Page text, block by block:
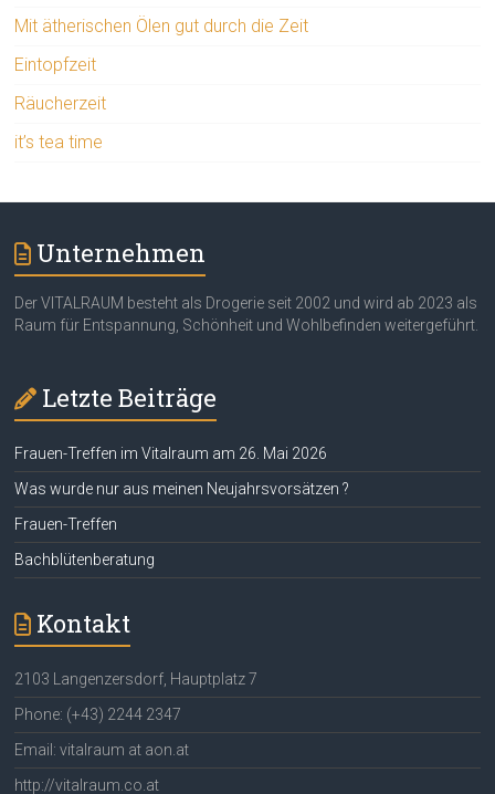
Mit ätherischen Ölen gut durch die Zeit
Eintopfzeit
Räucherzeit
it’s tea time
Unternehmen
Der VITALRAUM besteht als Drogerie seit 2002 und wird ab 2023 als
Raum für Entspannung, Schönheit und Wohlbefinden weitergeführt.
Letzte Beiträge
Frauen-Treffen im Vitalraum am 26. Mai 2026
Was wurde nur aus meinen Neujahrsvorsätzen ?
Frauen-Treffen
Bachblütenberatung
Kontakt
2103 Langenzersdorf, Hauptplatz 7
Phone: (+43) 2244 2347
Email: vitalraum at aon.at
http://vitalraum.co.at